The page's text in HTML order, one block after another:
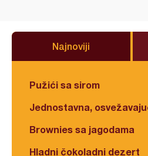
Najnoviji
Pužići sa sirom
Jednostavna,
Brownies sa jagodama
Hladni čokoladni dezert